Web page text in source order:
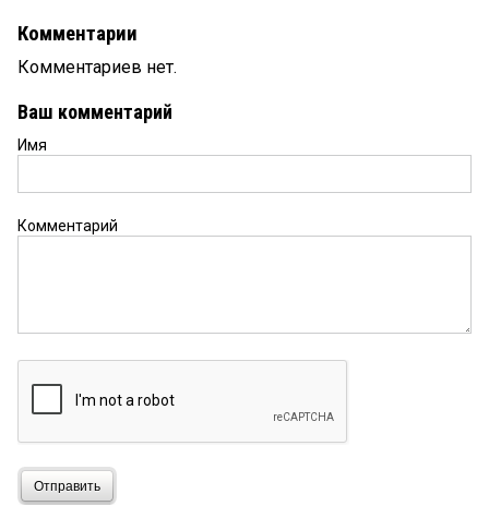
Комментарии
Комментариев нет.
Ваш комментарий
Имя
Комментарий
Отправить